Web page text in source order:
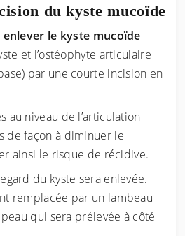
du kyste mucoïde
enlever le kyste mucoïde
et l’ostéophyte articulaire
par une courte incision en
au niveau de l’articulation
de façon à diminuer le
ainsi le risque de récidive.
du kyste sera enlevée.
remplacée par un lambeau
qui sera prélevée à côté